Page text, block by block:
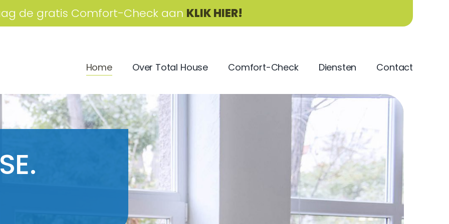
de gratis Comfort-Check aan KLIK HIER!
Home Over Total House Comfort-Check Diensten Contact